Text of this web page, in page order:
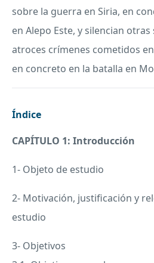
sobre la guerra en Siria, en
en Alepo Este, y silencian
atroces crímenes cometidos
en concreto en la batalla en
Índice
CAPÍTULO 1: Introducción
1- Objeto de estudio
2- Motivación, justificación y
estudio
3- Objetivos